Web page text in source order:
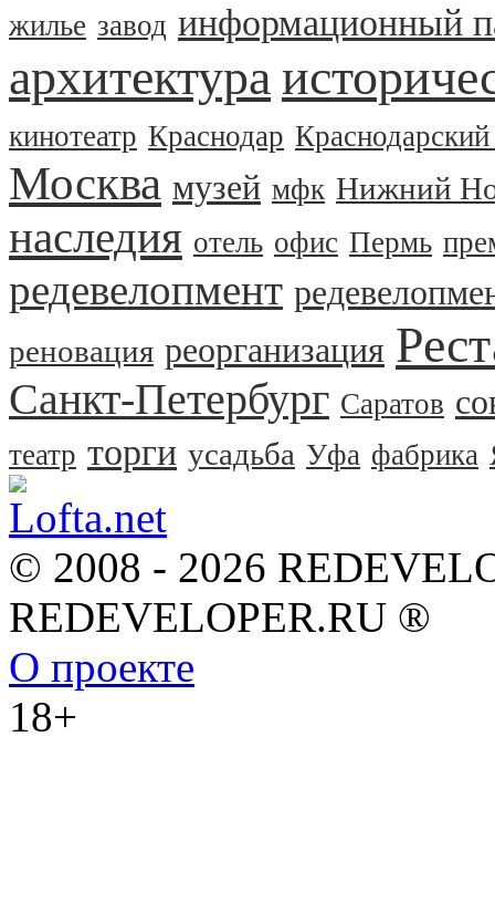
жилье завод информационный
архитектура
кинотеатр Краснодар
Москва музей мфк Нижний
наследия отель офис Пермь
редевелопмент
реновация реорганизация
Санкт-Петербург Саратов
театр торги усадьба Уфа фабрика
© 2008 - 2026
REDEVELOPER.RU ®
О проекте
18+